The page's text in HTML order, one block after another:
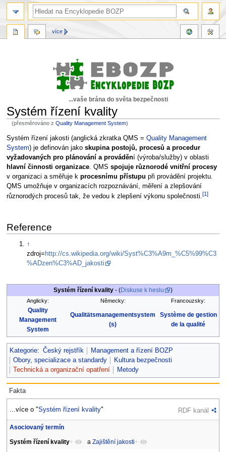
...vaše brána do světa bezpečnosti
Systém řízení kvality
(přesměrováno zQuality Management System)
Skočit
na
navigaci
Skočit
na
vyhledávání
Systém řízení jakosti (anglická zkratka QMS = Quality Management
System) je definován jako skupina postojů, procesů a procedur
vyžadovaných pro plánování a provádění (výroba/služby) v oblasti
hlavní činnosti organizace. QMS spojuje různorodé vnitřní procesy
v organizaci a směřuje k procesnímu přístupu při provádění projektu.
QMS umožňuje v organizacích rozpoznávání, měření a zlepšování
různorodých procesů tak, že vedou k zlepšení výkonu společnosti.[1]
Reference
↑
zdroj= http://cs.wikipedia.org/wiki/Syst%C3%A9m_%C5%99%C3
%ADzen%C3%AD_jakosti
Systém řízení kvality - (Diskuse k heslu )
Anglicky: Německy: Francouzsky:
Quality
Management
System
Qualitätsmanagementsystem
(s)
Système de gestion
de la qualité
Kategorie: Český rejstřík
Management a řízení BOZP
Obory, specializace a standardy
Kultura bezpečnosti
Technická a organizační opatření
Metody
Fakta
...více o "Systém řízení kvality" RDF kanál
Asociovaný termín
Systém řízení kvality+ a Zajištění jakosti+
více